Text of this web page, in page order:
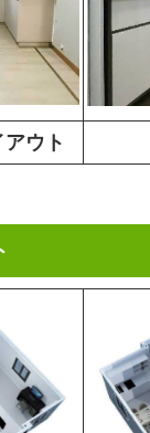
ウト